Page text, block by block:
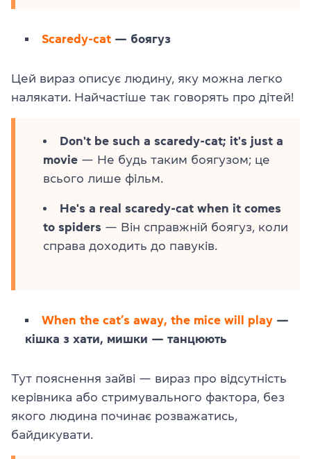
Scaredy-cat — боягуз
Цей вираз описує людину, яку можна легко
налякати. Найчастіше так говорять про дітей!
Don't be such a scaredy-cat; it's just a
movie — Не будь таким боягузом; це
всього лише фільм.
He's a real scaredy-cat when it comes
to spiders — Він справжній боягуз, коли
справа доходить до павуків.
When the cat’s away, the mice will play —
кішка з хати, мишки — танцюють
Тут пояснення зайві — вираз про відсутність
керівника або стримувального фактора, без
якого людина починає розважатись,
байдикувати.